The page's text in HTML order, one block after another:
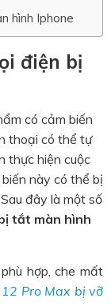
hình Iphone
điện bị
có cảm biến
thoại có thể tự
thực hiện cuộc
này có thể bị
đây là một số
tắt màn hình
hợp, che mất
12 Pro Max bị vỡ